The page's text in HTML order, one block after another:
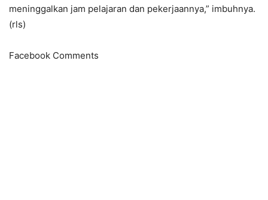
meninggalkan jam pelajaran dan pekerjaannya,” imbuhnya.
(rls)
Facebook Comments